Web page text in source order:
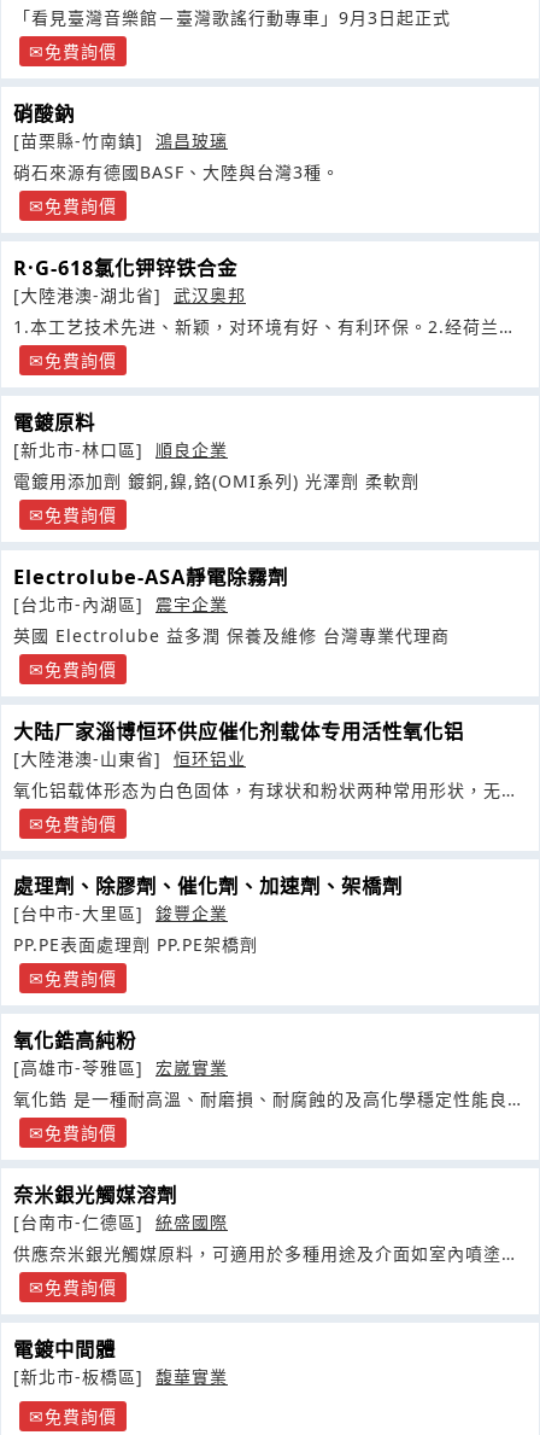
「看見臺灣音樂館－臺灣歌謠行動專車」9月3日起正式
免費詢價
硝酸鈉
[苗栗縣-竹南鎮]
鴻昌玻璃
硝石來源有德國BASF、大陸與台灣3種。
免費詢價
R·G-618氯化钾锌铁合金
[大陸港澳-湖北省]
武汉奥邦
1.本工艺技术先进、新颖，对环境有好、有利环保。2.经荷兰
FEL免費詢價
電鍍原料
[新北市-林口區]
順良企業
電鍍用添加劑 鍍銅,鎳,鉻(OMI系列) 光澤劑 柔軟劑
免費詢價
Electrolube-ASA靜電除霧劑
[台北市-內湖區]
震宇企業
英國 Electrolube 益多潤 保養及維修 台灣專業代理商
免費詢價
大陆厂家淄博恒环供应催化剂载体专用活性氧化铝
[大陸港澳-山東省]
恒环铝业
氧化铝载体形态为白色固体，有球状和粉状两种常用形状，无
毒、无臭
免費詢價
處理劑、除膠劑、催化劑、加速劑、架橋劑
[台中市-大里區]
鋑豐企業
PP.PE表面處理劑 PP.PE架橋劑
免費詢價
氧化鋯高純粉
[高雄市-苓雅區]
宏崴實業
氧化鋯 是一種耐高溫、耐磨損、耐腐蝕的及高化學穩定性能良好
無機非金屬材料
免費詢價
奈米銀光觸媒溶劑
[台南市-仁德區]
統盛國際
供應奈米銀光觸媒原料，可適用於多種用途及介面如室內噴塗、
紡織品加工
免費詢價
電鍍中間體
[新北市-板橋區]
馥華實業
免費詢價